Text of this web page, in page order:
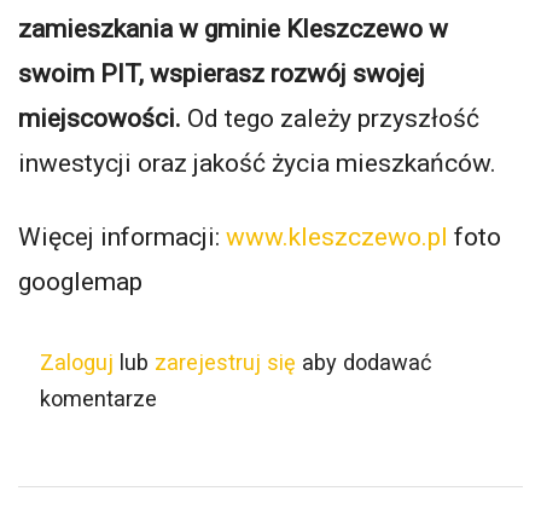
zamieszkania w gminie Kleszczewo w
swoim PIT, wspierasz rozwój swojej
miejscowości. Od tego zależy przyszłość
inwestycji oraz jakość życia mieszkańców.
Więcej informacji: www.kleszczewo.pl foto
googlemap
Zaloguj lub zarejestruj się aby dodawać
komentarze